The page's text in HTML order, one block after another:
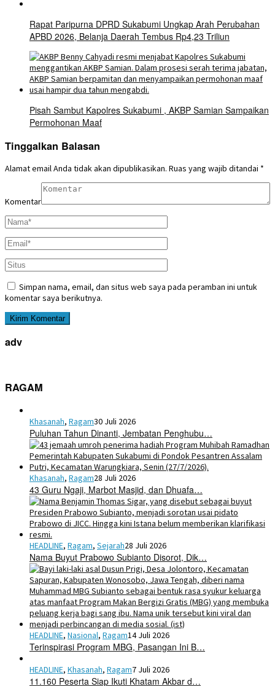
Rapat Paripurna DPRD Sukabumi Ungkap Arah Perubahan
APBD 2026, Belanja Daerah Tembus Rp4,23 Triliun
Pisah Sambut Kapolres Sukabumi , AKBP Samian Sampaikan
Permohonan Maaf
Tinggalkan Balasan
Alamat email Anda tidak akan dipublikasikan. Ruas yang wajib ditandai *
Komentar
Simpan nama, email, dan situs web saya pada peramban ini untuk
komentar saya berikutnya.
adv
RAGAM
Khasanah, Ragam30 Juli 2026
Puluhan Tahun Dinanti, Jembatan Penghubu…
Khasanah, Ragam28 Juli 2026
43 Guru Ngaji, Marbot Masjid, dan Dhuafa…
HEADLINE, Ragam, Sejarah28 Juli 2026
Nama Buyut Prabowo Subianto Disorot, Dik…
HEADLINE, Nasional, Ragam14 Juli 2026
Terinspirasi Program MBG, Pasangan Ini B…
HEADLINE, Khasanah, Ragam7 Juli 2026
11.160 Peserta Siap Ikuti Khatam Akbar d…